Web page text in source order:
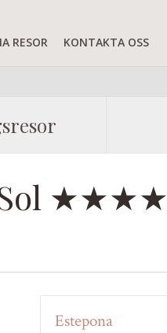
RESOR KONTAKTA OSS
Sol ★★★★
Estepona